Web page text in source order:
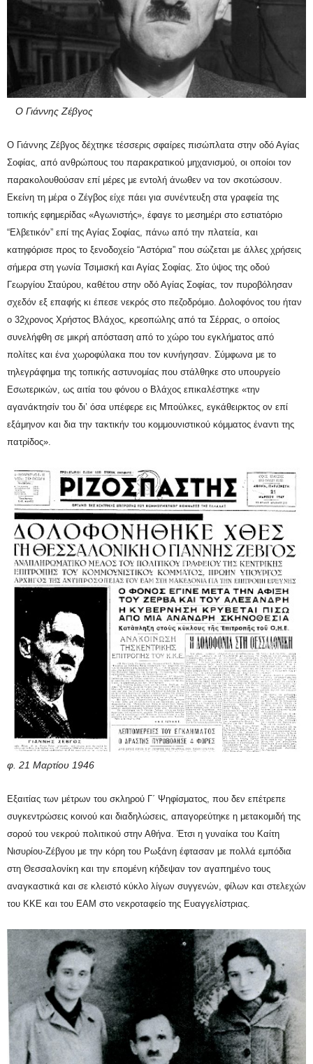
Ο Γιάννης Ζέβγος
Ο Γιάννης Ζέβγος δέχτηκε τέσσερις σφαίρες πισώπλατα στην οδό Αγίας
Σοφίας, από ανθρώπους του παρακρατικού μηχανισμού, οι οποίοι τον
παρακολουθούσαν επί μέρες με εντολή άνωθεν να τον σκοτώσουν.
Εκείνη τη μέρα ο Ζέγβος είχε πάει για συνέντευξη στα γραφεία της
τοπικής εφημερίδας «Αγωνιστής», έφαγε το μεσημέρι στο εστιατόριο
“Ελβετικόν” επί της Αγίας Σοφίας, πάνω από την πλατεία, και
κατηφόρισε προς το ξενοδοχείο “Αστόρια” που σώζεται με άλλες χρήσεις
σήμερα στη γωνία Τσιμισκή και Αγίας Σοφίας. Στο ύψος της οδού
Γεωργίου Σταύρου, καθέτου στην οδό Αγίας Σοφίας, τον πυροβόλησαν
σχεδόν εξ επαφής κι έπεσε νεκρός στο πεζοδρόμιο. Δολοφόνος του ήταν
ο 32χρονος Χρήστος Βλάχος, κρεοπώλης από τα Σέρρας, ο οποίος
συνελήφθη σε μικρή απόσταση από το χώρο του εγκλήματος από
πολίτες και ένα χωροφύλακα που τον κυνήγησαν. Σύμφωνα με το
τηλεγράφημα της τοπικής αστυνομίας που στάλθηκε στο υπουργείο
Εσωτερικών, ως αιτία του φόνου ο Βλάχος επικαλέστηκε «την
αγανάκτησίν του δι’ όσα υπέφερε εις Μπούλκες, εγκάθειρκτος ον επί
εξάμηνον και δια την τακτικήν του κομμουνιστικού κόμματος έναντι της
πατρίδος».
φ. 21 Μαρτίου 1946
Εξαιτίας των μέτρων του σκληρού Γ΄ Ψηφίσματος, που δεν επέτρεπε
συγκεντρώσεις κοινού και διαδηλώσεις, απαγορεύτηκε η μετακομιδή της
σορού του νεκρού πολιτικού στην Αθήνα. Έτσι η γυναίκα του Καίτη
Νισυρίου-Ζέβγου με την κόρη του Ρωξάνη έφτασαν με πολλά εμπόδια
στη Θεσσαλονίκη και την επομένη κήδεψαν τον αγαπημένο τους
αναγκαστικά και σε κλειστό κύκλο λίγων συγγενών, φίλων και στελεχών
του ΚΚΕ και του ΕΑΜ στο νεκροταφείο της Ευαγγελίστριας.